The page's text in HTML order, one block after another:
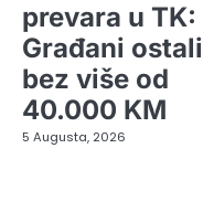
prevara u TK:
Građani ostali
bez više od
40.000 KM
5 Augusta, 2026